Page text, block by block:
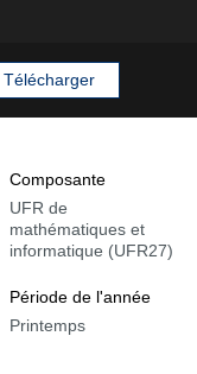
Télécharger
Composante
UFR de
mathématiques et
informatique (UFR27)
Période de l'année
Printemps